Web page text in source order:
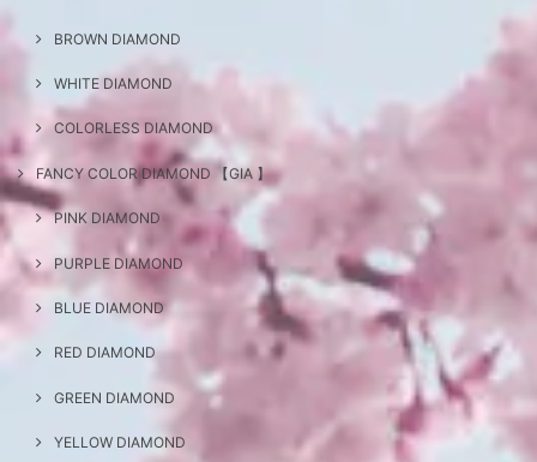
BROWN DIAMOND
WHITE DIAMOND
COLORLESS DIAMOND
FANCY COLOR DIAMOND 【GIA 】
PINK DIAMOND
PURPLE DIAMOND
BLUE DIAMOND
RED DIAMOND
GREEN DIAMOND
YELLOW DIAMOND